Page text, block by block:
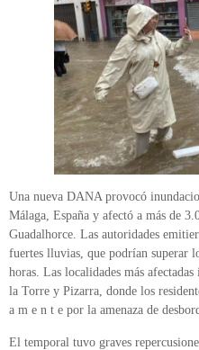
Una nueva DANA provocó
Málaga, España y afectó a más de
Guadalhorce. Las autoridades
fuertes lluvias, que podrían superar
horas. Las localidades más
la Torre y Pizarra, donde los
a m e n t e por la amenaza de
El temporal tuvo graves